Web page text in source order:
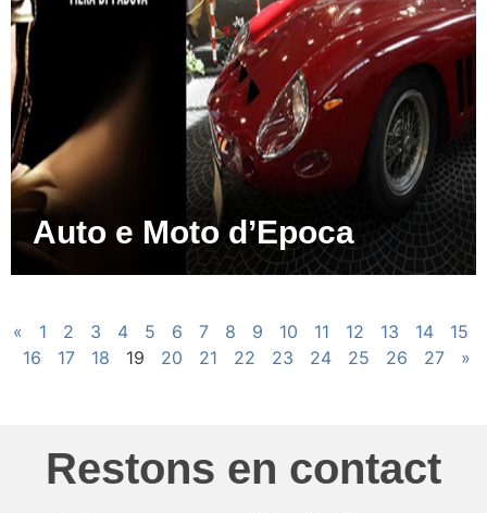
Auto e Moto d’Epoca
« 1 2 3 4 5 6 7 8 9 10 11 12 13 14
15
16
17 18 19 20 21 22 23 24 25 26 27 »
Restons en contact